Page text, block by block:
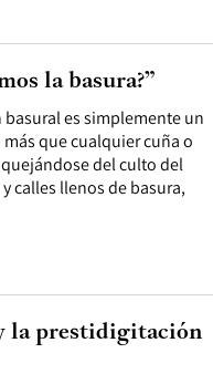
es simplemente un
que cualquier cuña o
quejándose del culto del
calles llenos de basura,
la basura?”
la prestidigitación